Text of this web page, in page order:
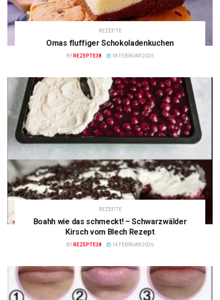
REZEPTE
Omas fluffiger Schokoladenkuchen
BY REZEPTE38 18 FEBRUAR 2026
REZEPTE
Boahh wie das schmeckt! – Schwarzwälder
Kirsch vom Blech Rezept
BY REZEPTE38 14 FEBRUAR 2026